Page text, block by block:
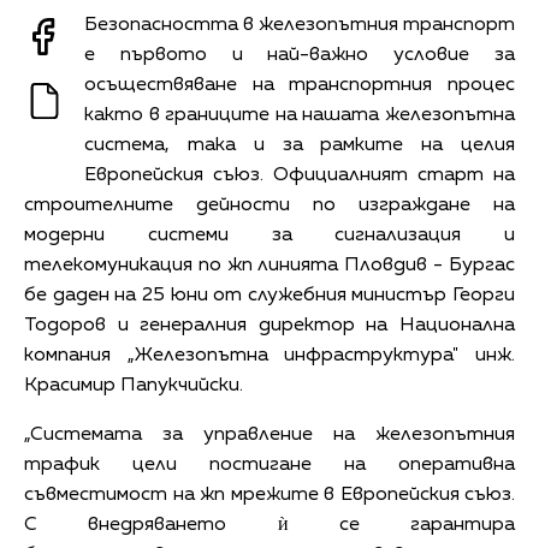
Безопасността в железопътния транспорт
е първото и най-важно условие за
осъществяване на транспортния процес
както в границите на нашата железопътна
система, така и за рамките на целия
Европейския съюз. Официалният старт на
строителните дейности по изграждане на
модерни системи за сигнализация и
телекомуникация по жп линията Пловдив - Бургас
бе даден на 25 юни от служебния министър Георги
Тодоров и генералния директор на Национална
компания „Железопътна инфраструктура" инж.
Красимир Папукчийски.
„Системата за управление на железопътния
трафик цели постигане на оперативна
съвместимост на жп мрежите в Европейския съюз.
С внедряването ѝ се гарантира